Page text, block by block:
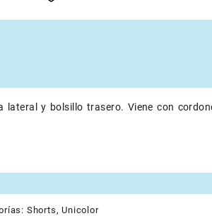
lateral y bolsillo trasero. Viene con
Shorts ,Unicolor